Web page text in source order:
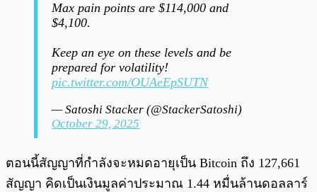
Max pain points are $114,000 and
$4,100.
Keep an eye on these levels and be
prepared for volatility!
pic.twitter.com/OUAeEpSUTN
— Satoshi Stacker (@StackerSatoshi)
October 29, 2025
ตอนนี้สัญญาที่กำลังจะหมดอายุเป็น Bitcoin ถึง 127,661
สัญญา คิดเป็นเงินมูลค่าประมาณ 1.44 หมื่นล้านดอลลาร์